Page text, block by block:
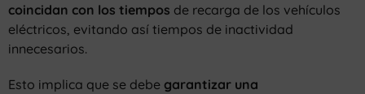
coincidan con los tiempos de recarga de los vehículos
eléctricos, evitando así tiempos de inactividad
innecesarios.
Esto implica que se debe garantizar una